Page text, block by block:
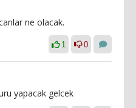
ne olacak.
1 0
yapacak gelcek